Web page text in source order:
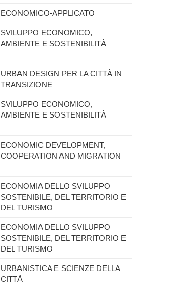
ECONOMICO-APPLICATO
SVILUPPO ECONOMICO,
AMBIENTE E SOSTENIBILITÀ
URBAN DESIGN PER LA CITTÀ IN
TRANSIZIONE
SVILUPPO ECONOMICO,
AMBIENTE E SOSTENIBILITÀ
ECONOMIC DEVELOPMENT,
COOPERATION AND MIGRATION
ECONOMIA DELLO SVILUPPO
SOSTENIBILE, DEL TERRITORIO E
DEL TURISMO
ECONOMIA DELLO SVILUPPO
SOSTENIBILE, DEL TERRITORIO E
DEL TURISMO
URBANISTICA E SCIENZE DELLA
CITTÀ